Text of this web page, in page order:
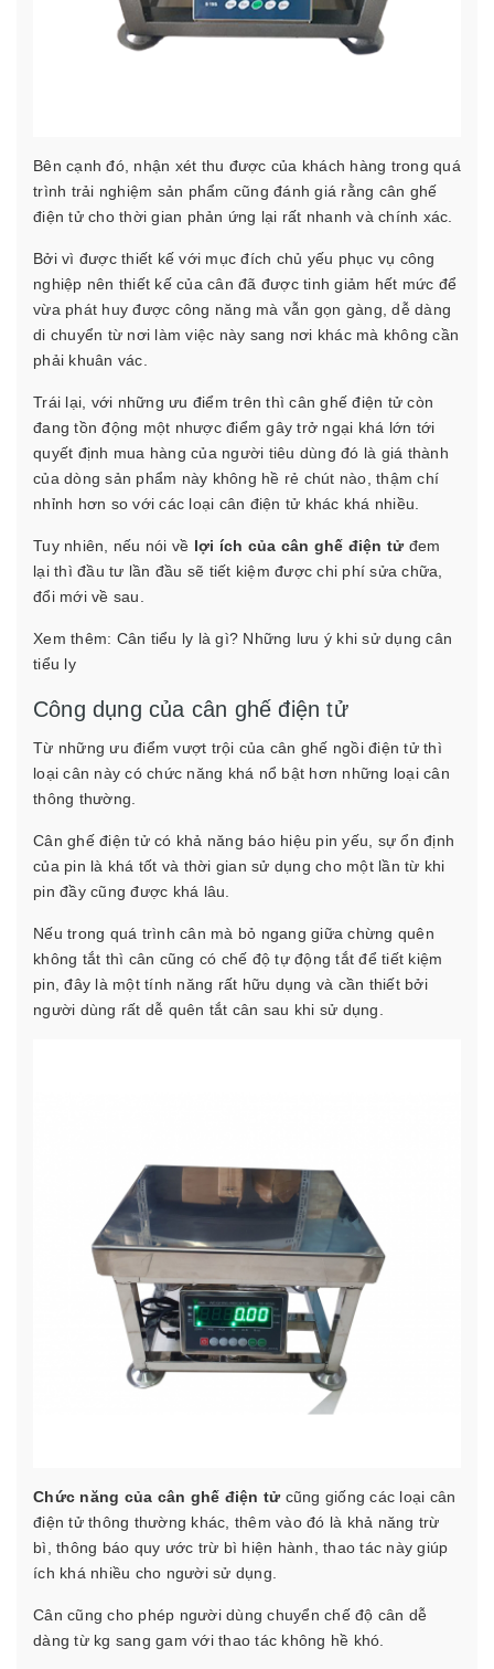
Bên cạnh đó, nhận xét thu được của khách hàng trong quá
trình trải nghiệm sản phẩm cũng đánh giá rằng cân ghế
điện tử cho thời gian phản ứng lại rất nhanh và chính xác.
Bởi vì được thiết kế với mục đích chủ yếu phục vụ công
nghiệp nên thiết kế của cân đã được tinh giảm hết mức để
vừa phát huy được công năng mà vẫn gọn gàng, dễ dàng
di chuyển từ nơi làm việc này sang nơi khác mà không cần
phải khuân vác.
Trái lại, với những ưu điểm trên thì cân ghế điện tử còn
đang tồn động một nhược điểm gây trở ngại khá lớn tới
quyết định mua hàng của người tiêu dùng đó là giá thành
của dòng sản phẩm này không hề rẻ chút nào, thậm chí
nhỉnh hơn so với các loại cân điện tử khác khá nhiều.
Tuy nhiên, nếu nói về lợi ích của cân ghế điện tử đem
lại thì đầu tư lần đầu sẽ tiết kiệm được chi phí sửa chữa,
đổi mới về sau.
Xem thêm: Cân tiểu ly là gì? Những lưu ý khi sử dụng cân
tiểu ly
Công dụng của cân ghế điện tử
Từ những ưu điểm vượt trội của cân ghế ngồi điện tử thì
loại cân này có chức năng khá nổ bật hơn những loại cân
thông thường.
Cân ghế điện tử có khả năng báo hiệu pin yếu, sự ổn định
của pin là khá tốt và thời gian sử dụng cho một lần từ khi
pin đầy cũng được khá lâu.
Nếu trong quá trình cân mà bỏ ngang giữa chừng quên
không tắt thì cân cũng có chế độ tự động tắt để tiết kiệm
pin, đây là một tính năng rất hữu dụng và cần thiết bởi
người dùng rất dễ quên tắt cân sau khi sử dụng.
Chức năng của cân ghế điện tửcũng giống các loại cân
điện tử thông thường khác, thêm vào đó là khả năng trừ
bì, thông báo quy ước trừ bì hiện hành, thao tác này giúp
ích khá nhiều cho người sử dụng.
Cân cũng cho phép người dùng chuyển chế độ cân dễ
dàng từ kg sang gam với thao tác không hề khó.